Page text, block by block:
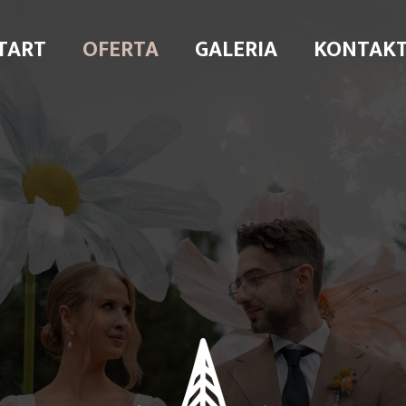
OFERTA GALERIA